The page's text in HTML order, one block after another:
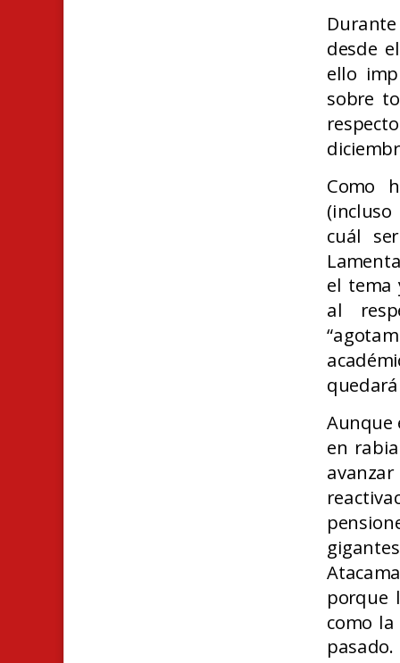
desde
ello
sobre
Como
cuál
el tema
al
Aunque
en
porque
como
pasado.